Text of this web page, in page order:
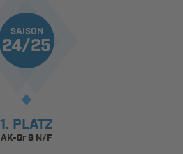
SAISON
24/25
1. PLATZ
AK-Gr 6 N/F